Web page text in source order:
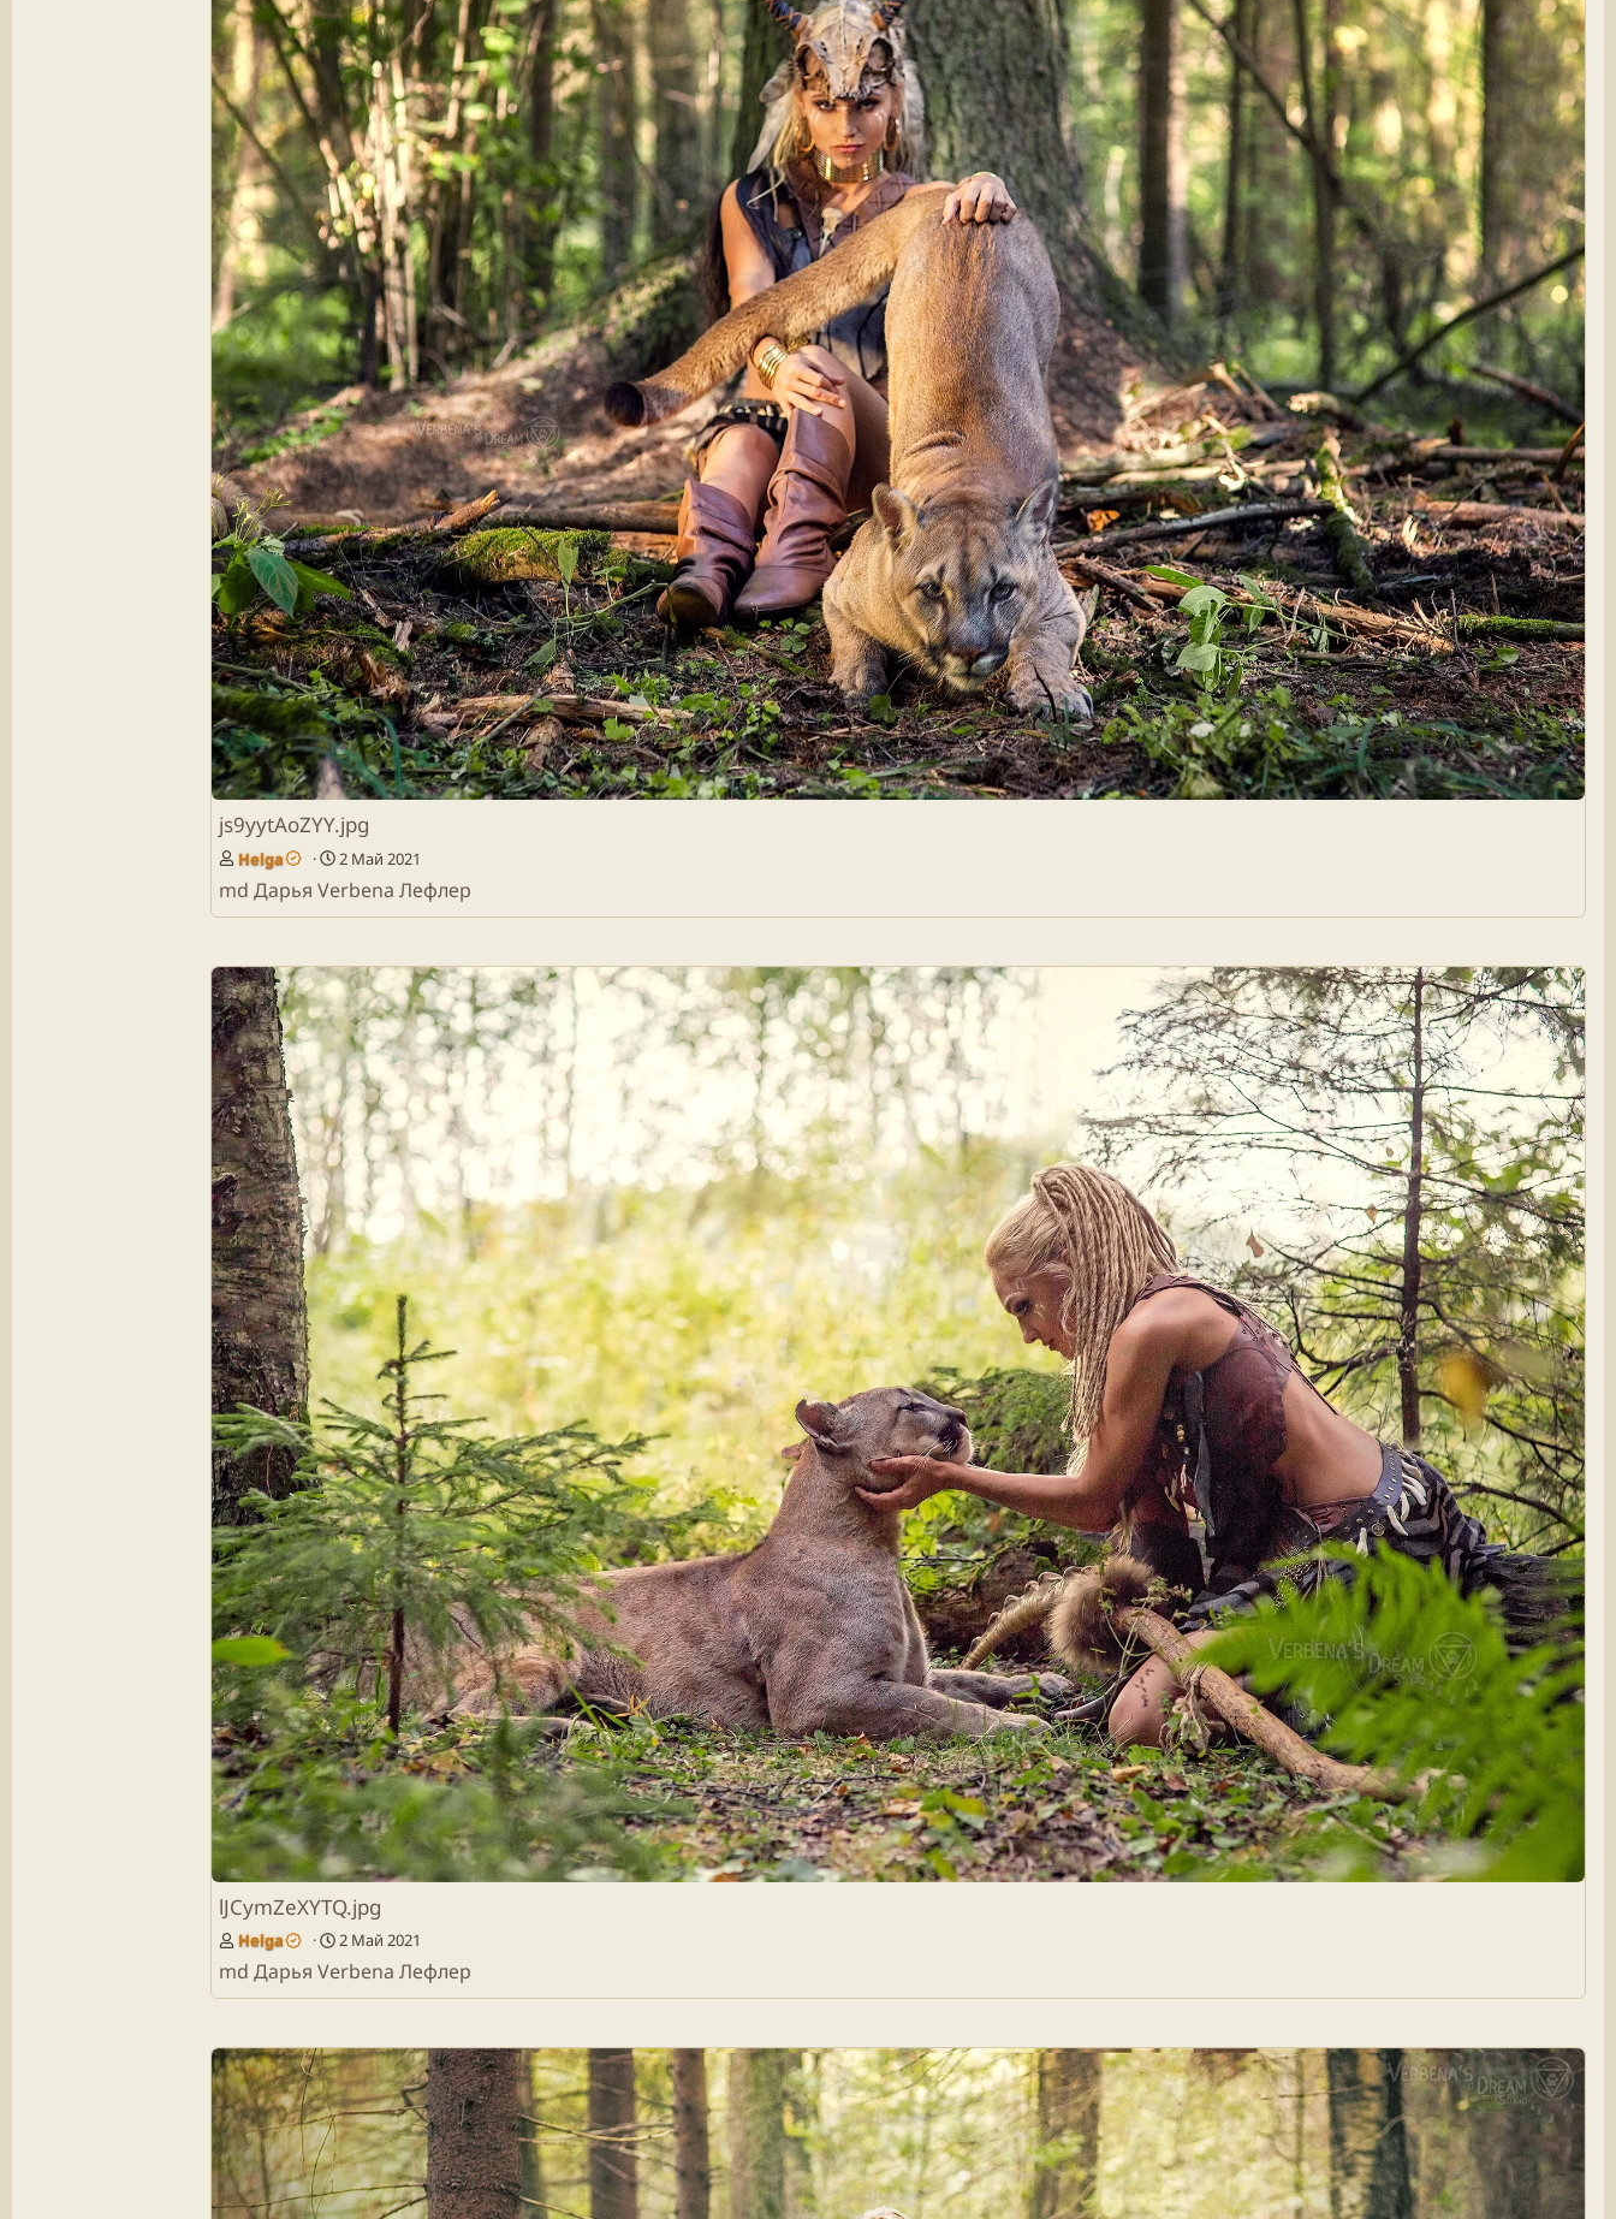
js9yytAoZYY.jpg
Helga 2 Май 2021
md Дарья Verbena Лефлер
lJCymZeXYTQ.jpg
Helga 2 Май 2021
md Дарья Verbena Лефлер